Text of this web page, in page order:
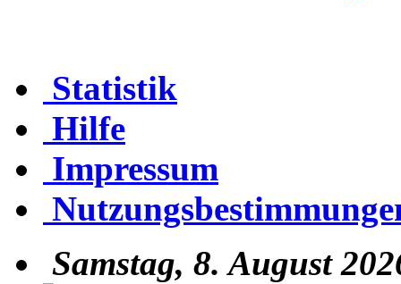
Statistik
Hilfe
Impressum
Samstag, 8. August